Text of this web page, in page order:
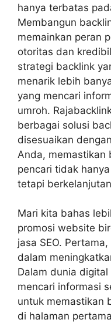
hanya terbatas
Membangun
memainkan peran
otoritas dan
strategi backlink
menarik lebih
yang mencari
umroh.
berbagai solusi
disesuaikan
Anda, memastikan
pencari tidak
tetapi
Mari kita bahas
promosi website
jasa SEO.
dalam
Dalam dunia
mencari informasi
untuk memastikan
di halaman